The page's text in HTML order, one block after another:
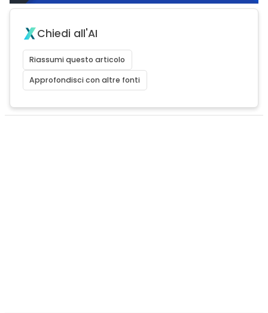
Chiedi all'AI
Riassumi questo articolo
Approfondisci con altre fonti